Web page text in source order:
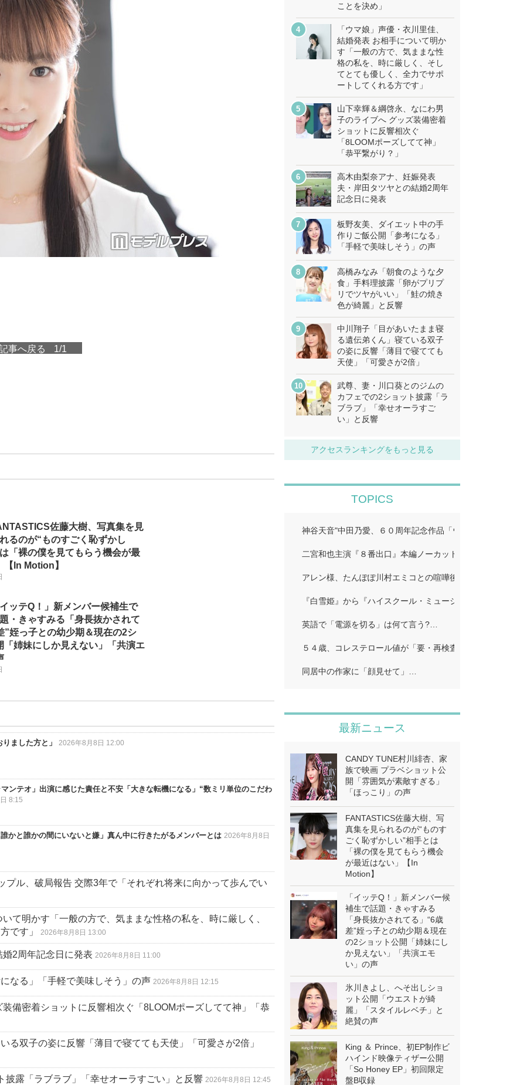
事へ戻る 1/1
佐藤大樹、写真集を見
るのが“ものすごく恥ずかし
「裸の僕を見てもらう機会が最
【In Motion】
イッテQ！」新メンバー候補生で
・きゃすみる「身長抜かされて
”姪っ子との幼少期＆現在の2シ
「姉妹にしか見えない」「共演エ
ました方と」 2026年8月8日 12:00
ンテオ」出演に感じた責任と不安「大きな転機になる」“数ミリ単位のこだわ
8:15
かと誰かの間にいないと嫌」真ん中に行きたがるメンバーとは 2026年8月8日
プル、破局報告 交際3年で「それぞれ将来に向かって歩んでい
て明かす「一般の方で、気ままな性格の私を、時に厳しく、
です」
2026年8月8日 13:00
2周年記念日に発表 2026年8月8日 11:00
なる」「手軽で美味しそう」の声 2026年8月8日 12:15
備密着ショットに反響相次ぐ「8LOOMポーズしてて神」「恭
る双子の姿に反響「薄目で寝てても天使」「可愛さが2倍」
露「ラブラブ」「幸せオーラすごい」と反響 2026年8月8日 12:45
ことを決め」
「ウマ娘」声優・衣川里佳、
結婚発表 お相手について明か
す「一般の方で、気ままな性
格の私を、時に厳しく、そし
てとても優しく、全力でサポ
ートしてくれる方です」
山下幸輝＆綱啓永、なにわ男
子のライブへ グッズ装備密着
ショットに反響相次ぐ
「8LOOMポーズしてて神」
「恭平繋がり？」
高木由梨奈アナ、妊娠発表
夫・岸田タツヤとの結婚2周年
記念日に発表
板野友美、ダイエット中の手
作りご飯公開「参考になる」
「手軽で美味しそう」の声
高橋みなみ「朝食のような夕
食」手料理披露「卵がプリプ
リでツヤがいい」「鮭の焼き
色が綺麗」と反響
中川翔子「目があいたまま寝
る遺伝弟くん」寝ている双子
の姿に反響「薄目で寝てても
天使」「可愛さが2倍」
武尊、妻・川口葵とのジムの
カフェでの2ショット披露「ラ
ブラブ」「幸せオーラすご
い」と反響
アクセスランキングをもっと見る
TOPICS
神谷天音"中田乃愛、６０周年記念作品「ウルトラマン
二宮和也主演『８番出口』本編ノーカット地上波初放
アレン様、たんぽぽ川村エミコとの喧嘩後に「初めて
『白雪姫』から『ハイスクール・ミュージカル/ザ・ム
英語で「電源を切る」は何て言う?…
５４歳、コレステロール値が「要・再検査」…
同居中の作家に「顔見せて」…
最新ニュース
CANDY TUNE村川緋杏、家
族で映画 プラベショット公
開「雰囲気が素敵すぎる」
「ほっこり」の声
FANTASTICS佐藤大樹、写
真集を見られるのが“ものす
ごく恥ずかしい”相手とは
「裸の僕を見てもらう機会
が最近はない」【In
Motion】
「イッテQ！」新メンバー候
補生で話題・きゃすみる
「身長抜かされてる」“6歳
差”姪っ子との幼少期＆現在
の2ショット公開「姉妹にし
か見えない」「共演エモ
い」の声
氷川きよし、へそ出しショ
ット公開「ウエストが綺
麗」「スタイルレベチ」と
絶賛の声
King ＆ Prince、初EP制作ビ
ハインド映像ティザー公開
「So Honey EP」初回限定
盤B収録